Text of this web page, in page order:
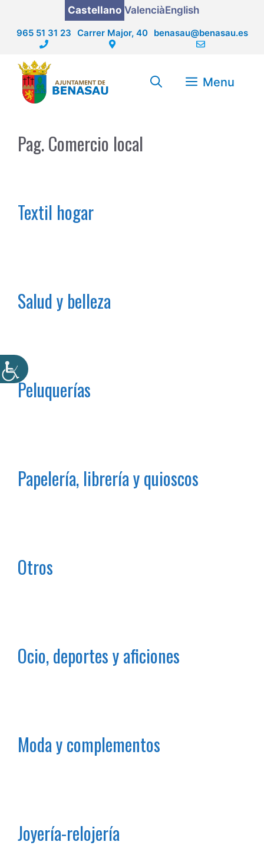
contenido
965 51 31 23 Carrer Major, 40 benasau@benasau.es
Castellano ValenciàEnglish
Menu
Pag. Comercio local
Textil hogar
Salud y belleza
Peluquerías
Papelería, librería y quioscos
Otros
Ocio, deportes y aficiones
Moda y complementos
Joyería-relojería